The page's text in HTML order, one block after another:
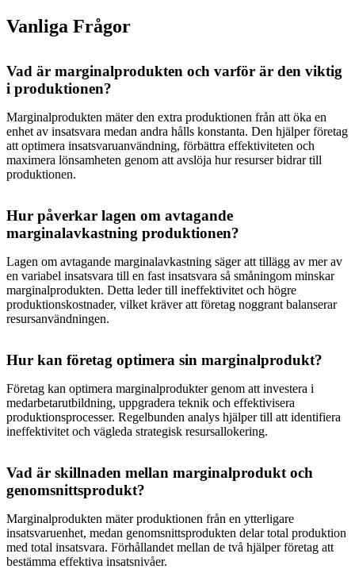
Vanliga Frågor
Vad är marginalprodukten och varför är den viktig
i produktionen?
Marginalprodukten mäter den extra produktionen från att öka en
enhet av insatsvara medan andra hålls konstanta. Den hjälper företag
att optimera insatsvaruanvändning, förbättra effektiviteten och
maximera lönsamheten genom att avslöja hur resurser bidrar till
produktionen.
Hur påverkar lagen om avtagande
marginalavkastning produktionen?
Lagen om avtagande marginalavkastning säger att tillägg av mer av
en variabel insatsvara till en fast insatsvara så småningom minskar
marginalprodukten. Detta leder till ineffektivitet och högre
produktionskostnader, vilket kräver att företag noggrant balanserar
resursanvändningen.
Hur kan företag optimera sin marginalprodukt?
Företag kan optimera marginalprodukter genom att investera i
medarbetarutbildning, uppgradera teknik och effektivisera
produktionsprocesser. Regelbunden analys hjälper till att identifiera
ineffektivitet och vägleda strategisk resursallokering.
Vad är skillnaden mellan marginalprodukt och
genomsnittsprodukt?
Marginalprodukten mäter produktionen från en ytterligare
insatsvaruenhet, medan genomsnittsprodukten delar total produktion
med total insatsvara. Förhållandet mellan de två hjälper företag att
bestämma effektiva insatsnivåer.